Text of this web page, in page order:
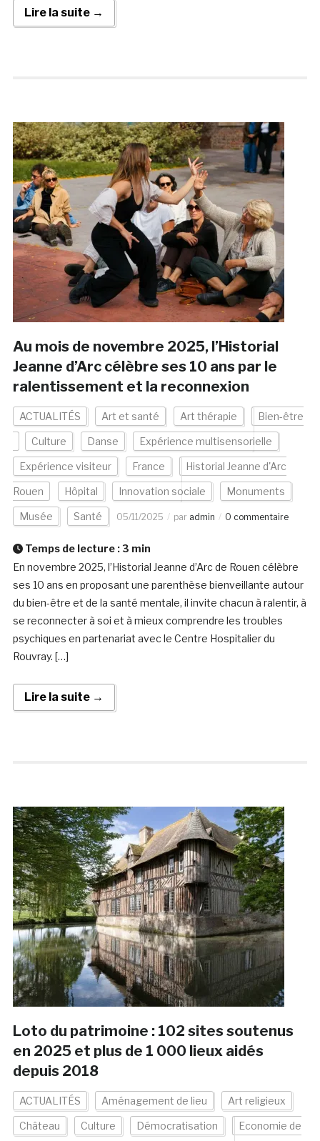
Lire la suite →
Au mois de novembre 2025, l’Historial
Jeanne d’Arc célèbre ses 10 ans par le
ralentissement et la reconnexion
ACTUALITÉS Art et santé Art thérapie Bien-être
Culture Danse Expérience multisensorielle
Expérience visiteur France Historial Jeanne d'Arc
Rouen Hôpital Innovation sociale Monuments
Musée Santé 05/11/2025 par admin 0 commentaire
Temps de lecture : 3 min
En novembre 2025, l’Historial Jeanne d’Arc de Rouen célèbre
ses 10 ans en proposant une parenthèse bienveillante autour
du bien-être et de la santé mentale, il invite chacun à ralentir, à
se reconnecter à soi et à mieux comprendre les troubles
psychiques en partenariat avec le Centre Hospitalier du
Rouvray. […]
Lire la suite →
Loto du patrimoine : 102 sites soutenus
en 2025 et plus de 1 000 lieux aidés
depuis 2018
ACTUALITÉS Aménagement de lieu Art religieux
Château Culture Démocratisation Economie de